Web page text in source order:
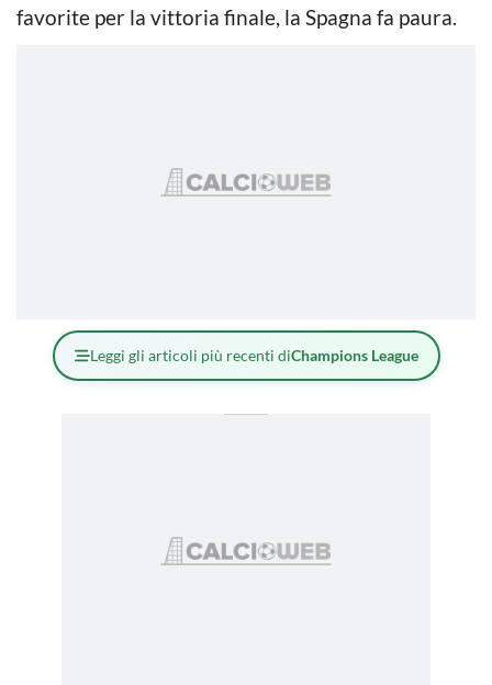
favorite per la vittoria finale, la Spagna fa paura.
Leggi gli articoli più recenti diChampions League